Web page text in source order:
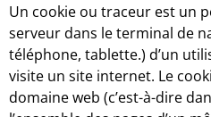
Un cookie ou traceur est un
serveur dans le terminal de
téléphone, tablette.) d’un
visite un site internet. Le
domaine web (c’est-à-dire